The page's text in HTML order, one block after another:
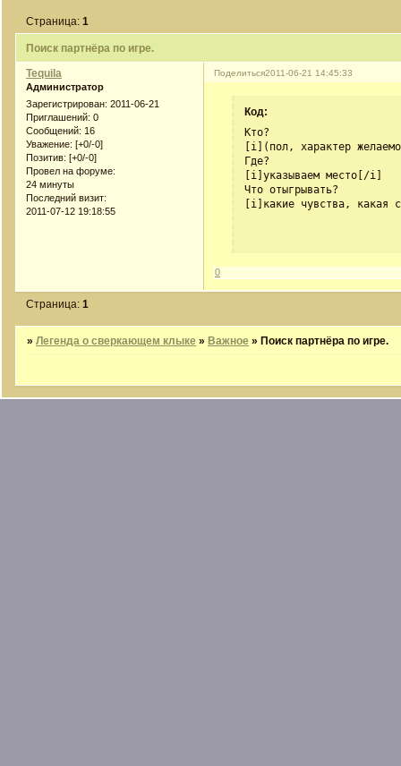
Поиск партнёра по игре.
Страница:1
Поделиться2011-06-21 14:45:33
Tequila
Администратор
Зарегистрирован: 2011-06-21
Приглашений: 0
Сообщений: 16
Уважение: [+0/-0]
Позитив: [+0/-0]
Провел на форуме:
24 минуты
Последний визит:
2011-07-12 19:18:55
Код:
Кто?
[i](пол, характер
Где?
[i]указываем место[/i]
Что отыгрывать?
[i]какие чувства, какая
0
Страница:1
»Легенда о сверкающем клыке » Важное » Поиск партнёра по игре.